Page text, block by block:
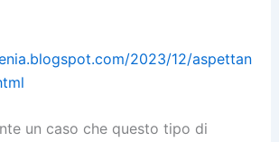
2023/12/aspettan
un caso che questo tipo di